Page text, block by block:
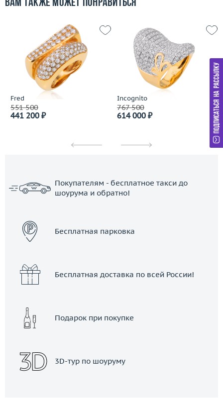
Вам также может понравиться
Fred
551 500
441 200 ₽
Incognito
767 500
614 000 ₽
Покупателям - бесплатное такси до
шоурума и обратно!
Бесплатная парковка
Бесплатная доставка по всей России!
Подарок при покупке
3D-тур по шоуруму